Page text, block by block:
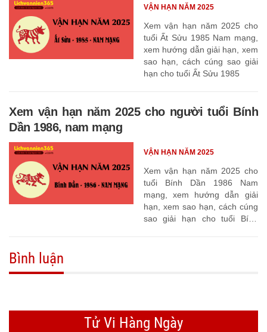
Xem vận hạn năm 2025 cho
tuổi Ất Sửu 1985 Nam mạng,
xem hướng dẫn giải hạn, xem
sao hạn, cách cúng sao giải
hạn cho tuổi Ất Sửu 1985
VẬN HẠN NĂM 2025
Xem vận hạn năm 2025 cho người tuổi Bính
Dần 1986, nam mạng
Xem vận hạn năm 2025 cho
tuổi Bính Dần 1986 Nam
mạng, xem hướng dẫn giải
hạn, xem sao hạn, cách cúng
sao giải hạn cho tuổi Bính
VẬN HẠN NĂM 2025
Bình luận
Tử Vi Hàng Ngày